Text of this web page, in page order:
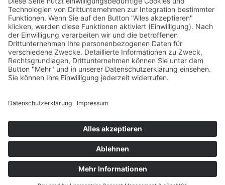
Tischtennis
Footvolley
Sonstiges
Download-Bereich
Datenschutz
Copyright © 2026 by
Designed with byrevilodesign.de